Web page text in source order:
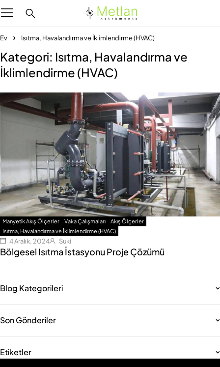
Ev Isıtma, Havalandırma ve İklimlendirme (HVAC)
Kategori: Isıtma, Havalandırma ve
İklimlendirme (HVAC)
Manyetik Akış Ölçerler Vaka Çalışmaları
Akış Ölçerler
Isıtma, Havalandırma ve İklimlendirme (HVAC)
4 Aralık, 2024 Suki
Bölgesel Isıtma İstasyonu Proje Çözümü
Blog Kategorileri
Son Gönderiler
Etiketler